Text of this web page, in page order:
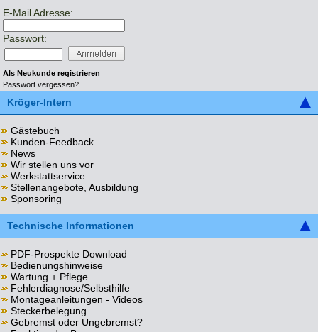
E-Mail Adresse:
Passwort:
Als Neukunde registrieren
Passwort vergessen?
Kröger-Intern
Gästebuch
Kunden-Feedback
News
Wir stellen uns vor
Werkstattservice
Stellenangebote, Ausbildung
Sponsoring
Technische Informationen
PDF-Prospekte Download
Bedienungshinweise
Wartung + Pflege
Fehlerdiagnose/Selbsthilfe
Montageanleitungen - Videos
Steckerbelegung
Gebremst oder Ungebremst?